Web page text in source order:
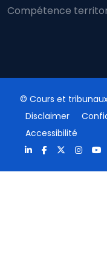
Compétence
© Cours et
Disclaimer
Accessibilité